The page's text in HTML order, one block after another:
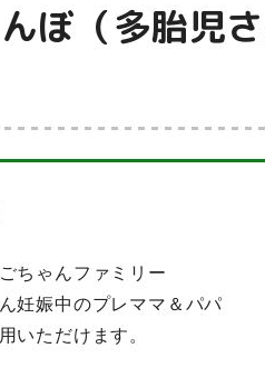
んぼ（多胎児
ちゃんファミリー
妊娠中のプレママ＆パパ
いただけます。